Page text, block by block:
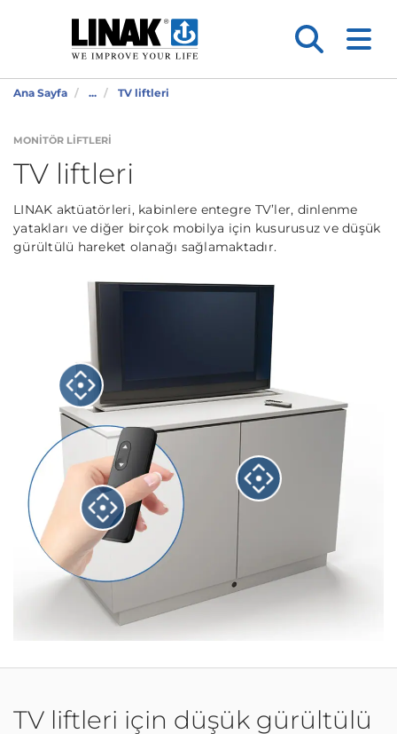
Ana Sayfa ... TV liftleri
MONITÖR LIFTLERI
TV liftleri
LINAK aktüatörleri, kabinlere entegre TV’ler, dinlenme
yatakları ve diğer birçok mobilya için kusurusuz ve düşük
gürültülü hareket olanağı sağlamaktadır.
TV liftleri için düşük gürültülü